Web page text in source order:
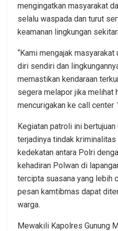
mengingatkan masyarakat
selalu waspada dan turut
keamanan lingkungan
“Kami mengajak
diri sendiri dan
memastikan kendaraan
segera melapor jika melihat
mencurigakan ke call center
Kegiatan patroli ini
terjadinya tindak
kedekatan antara Polri
kehadiran Polwan di
tercipta suasana yang lebih
pesan kamtibmas dapat
warga.
Mewakili Kapolres Gunung